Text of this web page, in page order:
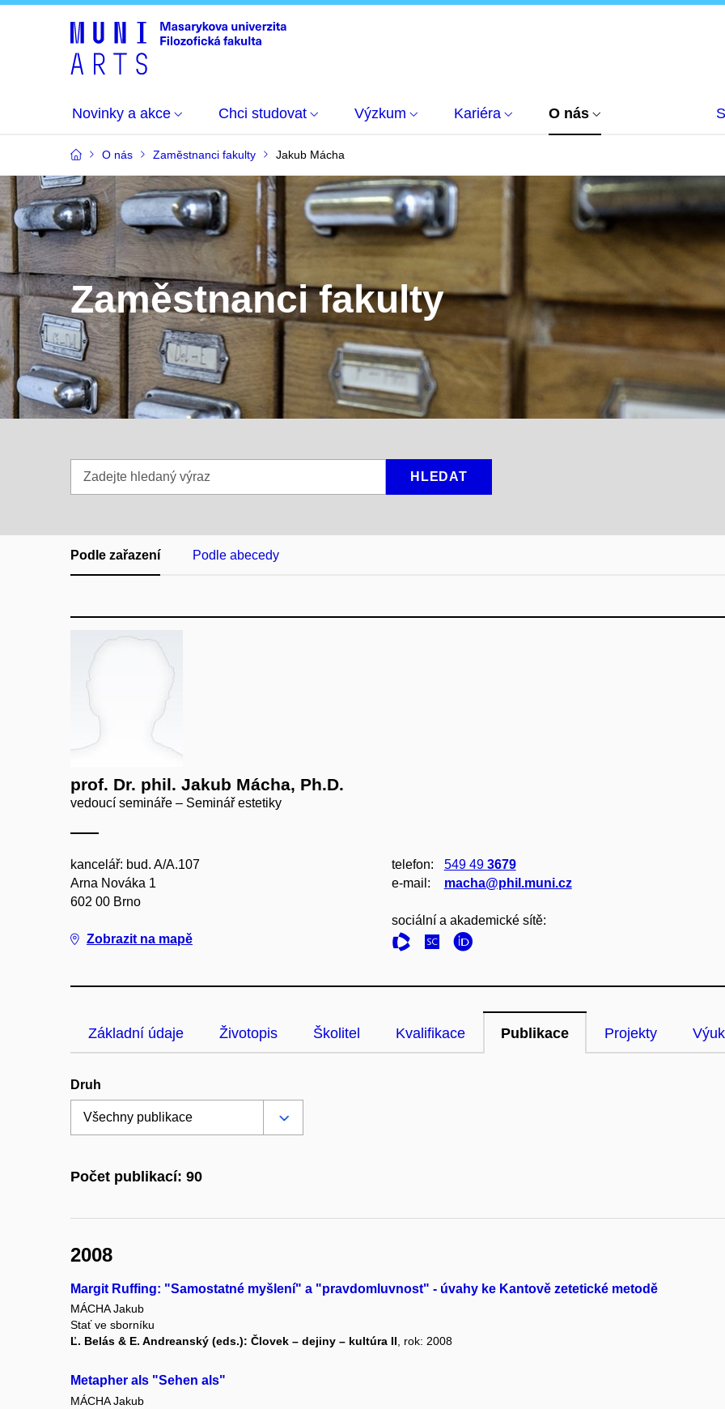
Novinky a akce Chci studovat Výzkum Kariéra O nás
O nás Zaměstnanci fakulty Jakub Mácha
Zaměstnanci fakulty
hledaný
HLEDAT
Podle zařazení Podle abecedy
prof. Dr. phil. Jakub Mácha, Ph.D.
vedoucí semináře – Seminář estetiky
kancelář: bud. A/A.107
Arna Nováka 1
602 00 Brno
Zobrazit na mapě
telefon: 549 49 3679
e‑mail:
macha@phil.muni.cz
sociální a akademické sítě:
Základní údaje Životopis Školitel Kvalifikace Publikace Projekty
Druh
Počet publikací: 90
2008
Margit Ruffing: "Samostatné myšlení" a "pravdomluvnost" - úvahy ke Kantově zetetické metodě
MÁCHA Jakub
Stať ve sborníku
Ľ. Belás & E. Andreanský (eds.): Človek – dejiny – kultúra II, rok: 2008
Metapher als "Sehen als"
MÁCHA Jakub